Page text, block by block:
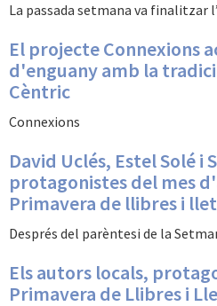
La passada setmana va finalitzar
El projecte Connexions
d'enguany amb la
Cèntric
Connexions
David Uclés, Estel Solé i
protagonistes del mes
Primavera de llibres i
Després del parèntesi de la
Els autors locals,
Primavera de Llibres i